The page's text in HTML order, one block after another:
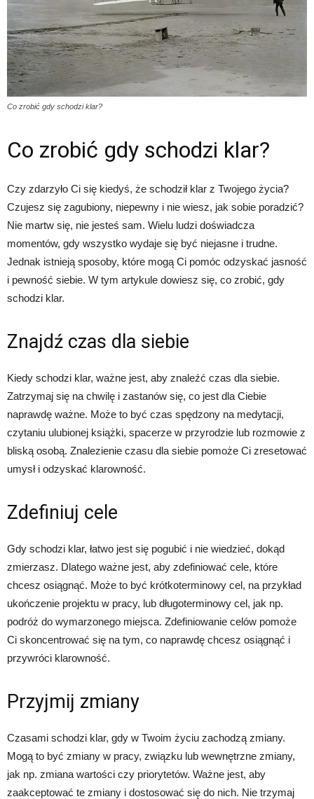
Co zrobić gdy schodzi klar?
Co zrobić gdy schodzi klar?
Czy zdarzyło Ci się kiedyś, że schodził klar z Twojego życia?
Czujesz się zagubiony, niepewny i nie wiesz, jak sobie poradzić?
Nie martw się, nie jesteś sam. Wielu ludzi doświadcza
momentów, gdy wszystko wydaje się być niejasne i trudne.
Jednak istnieją sposoby, które mogą Ci pomóc odzyskać jasność
i pewność siebie. W tym artykule dowiesz się, co zrobić, gdy
schodzi klar.
Znajdź czas dla siebie
Kiedy schodzi klar, ważne jest, aby znaleźć czas dla siebie.
Zatrzymaj się na chwilę i zastanów się, co jest dla Ciebie
naprawdę ważne. Może to być czas spędzony na medytacji,
czytaniu ulubionej książki, spacerze w przyrodzie lub rozmowie z
bliską osobą. Znalezienie czasu dla siebie pomoże Ci zresetować
umysł i odzyskać klarowność.
Zdefiniuj cele
Gdy schodzi klar, łatwo jest się pogubić i nie wiedzieć, dokąd
zmierzasz. Dlatego ważne jest, aby zdefiniować cele, które
chcesz osiągnąć. Może to być krótkoterminowy cel, na przykład
ukończenie projektu w pracy, lub długoterminowy cel, jak np.
podróż do wymarzonego miejsca. Zdefiniowanie celów pomoże
Ci skoncentrować się na tym, co naprawdę chcesz osiągnąć i
przywróci klarowność.
Przyjmij zmiany
Czasami schodzi klar, gdy w Twoim życiu zachodzą zmiany.
Mogą to być zmiany w pracy, związku lub wewnętrzne zmiany,
jak np. zmiana wartości czy priorytetów. Ważne jest, aby
zaakceptować te zmiany i dostosować się do nich. Nie trzymaj